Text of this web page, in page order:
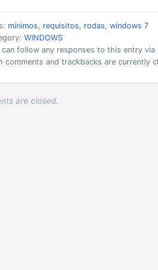
minimos, requisitos, rodas, windows 7
WINDOWS
can follow any responses to this entry via
comments and trackbacks are currently
are closed.